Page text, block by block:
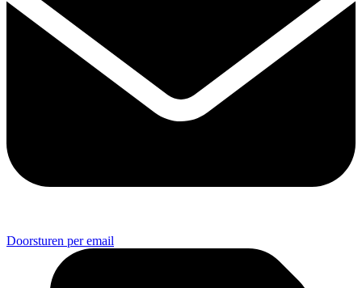
Doorsturen per email